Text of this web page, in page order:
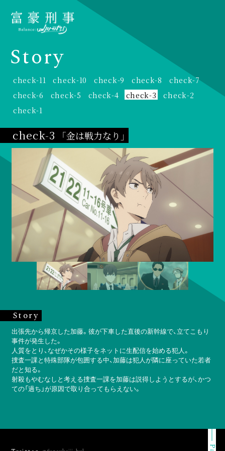
Story
check-11 check-10 check-9 check-8
check-7
check-6
check-5 check-4 check-3
check-2
check-1
check-3 「金は戦力なり」
Story
出張先から帰京した加藤。彼が下車した直後の新幹線で、立てこもり
事件が発生した。
人質をとり、なぜかその様子をネットに生配信を始める犯人。
捜査一課と特殊部隊が包囲する中、加藤は犯人が隣に座っていた若者
だと知る。
射殺もやむなしと考える捜査一課を加藤は説得しようとするが、かつ
ての「過ち」が原因で取り合ってもらえない。